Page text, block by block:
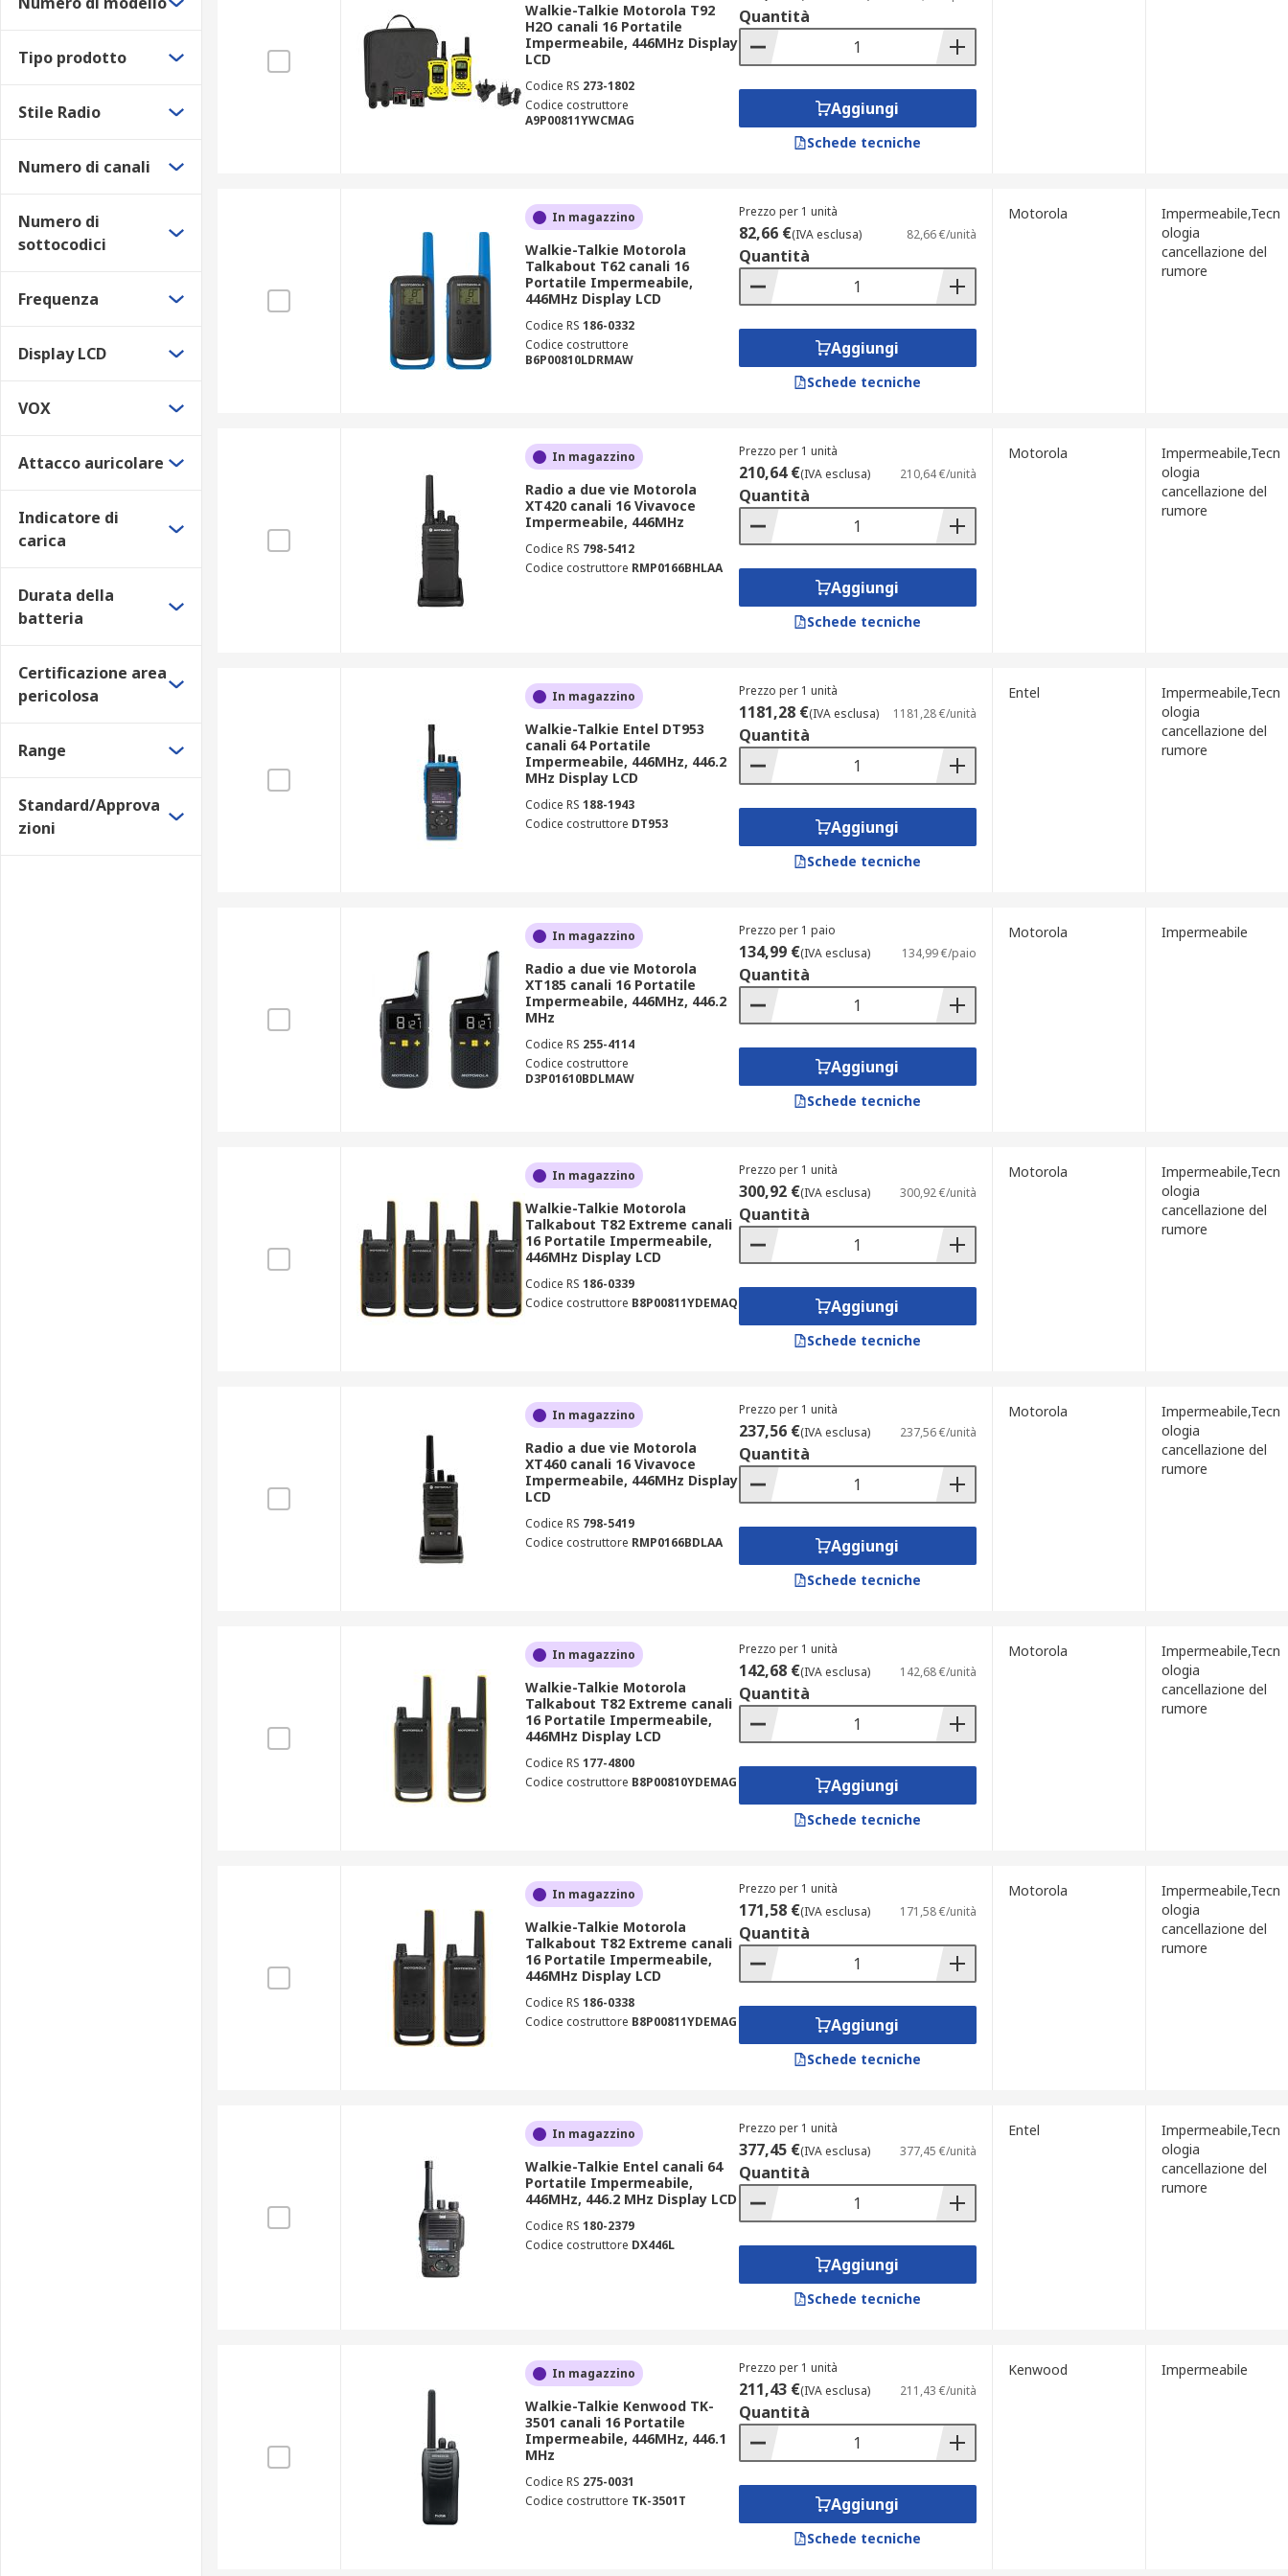
Tipo prodotto
Stile Radio
Numero di canali
Numero di
sottocodici
Frequenza
Display LCD
VOX
Attacco auricolare
Indicatore di
carica
Durata della
batteria
Certificazione area
pericolosa
Range
Standard/Approva
zioni
Walkie-Talkie Motorola T92
H2O canali 16 Portatile
Impermeabile, 446MHz Display
LCD
Codice RS 273-1802
Codice costruttore
A9P00811YWCMAG
Quantità
Aggiungi
Schede tecniche
In magazzino
Walkie-Talkie Motorola
Talkabout T62 canali 16
Portatile Impermeabile,
446MHz Display LCD
Codice RS 186-0332
Codice costruttore
B6P00810LDRMAW
Prezzo per 1 unità
82,66 €(IVA esclusa) 82,66 €/unità
Quantità
Aggiungi
Schede tecniche
Motorola
Impermeabile,Tecn
ologia
cancellazione del
rumore
In magazzino
Radio a due vie Motorola
XT420 canali 16 Vivavoce
Impermeabile, 446MHz
Codice RS 798-5412
Codice costruttore RMP0166BHLAA
Prezzo per 1 unità
210,64 €(IVA esclusa) 210,64 €/unità
Quantità
Aggiungi
Schede tecniche
Motorola
Impermeabile,Tecn
ologia
cancellazione del
rumore
In magazzino
Walkie-Talkie Entel DT953
canali 64 Portatile
Impermeabile, 446MHz, 446.2
MHz Display LCD
Codice RS 188-1943
Codice costruttore DT953
Prezzo per 1 unità
1181,28 €(IVA esclusa) 1181,28 €/unità
Quantità
Aggiungi
Schede tecniche
Entel
Impermeabile,Tecn
ologia
cancellazione del
rumore
In magazzino
Radio a due vie Motorola
XT185 canali 16 Portatile
Impermeabile, 446MHz, 446.2
MHz
Codice RS 255-4114
Codice costruttore
D3P01610BDLMAW
Prezzo per 1 paio
134,99 €(IVA esclusa) 134,99 €/paio
Quantità
Aggiungi
Schede tecniche
Motorola Impermeabile
In magazzino
Walkie-Talkie Motorola
Talkabout T82 Extreme canali
16 Portatile Impermeabile,
446MHz Display LCD
Codice RS 186-0339
Codice costruttore B8P00811YDEMAQ
Prezzo per 1 unità
300,92 €(IVA esclusa) 300,92 €/unità
Quantità
Aggiungi
Schede tecniche
Motorola
Impermeabile,Tecn
ologia
cancellazione del
rumore
In magazzino
Radio a due vie Motorola
XT460 canali 16 Vivavoce
Impermeabile, 446MHz Display
LCD
Codice RS 798-5419
Codice costruttore RMP0166BDLAA
Prezzo per 1 unità
237,56 €(IVA esclusa) 237,56 €/unità
Quantità
Aggiungi
Schede tecniche
Motorola
Impermeabile,Tecn
ologia
cancellazione del
rumore
In magazzino
Walkie-Talkie Motorola
Talkabout T82 Extreme canali
16 Portatile Impermeabile,
446MHz Display LCD
Codice RS 177-4800
Codice costruttore B8P00810YDEMAG
Prezzo per 1 unità
142,68 €(IVA esclusa) 142,68 €/unità
Quantità
Aggiungi
Schede tecniche
Motorola
Impermeabile,Tecn
ologia
cancellazione del
rumore
In magazzino
Walkie-Talkie Motorola
Talkabout T82 Extreme canali
16 Portatile Impermeabile,
446MHz Display LCD
Codice RS 186-0338
Codice costruttore B8P00811YDEMAG
Prezzo per 1 unità
171,58 €(IVA esclusa) 171,58 €/unità
Quantità
Aggiungi
Schede tecniche
Motorola
Impermeabile,Tecn
ologia
cancellazione del
rumore
In magazzino
Walkie-Talkie Entel canali 64
Portatile Impermeabile,
446MHz, 446.2 MHz Display LCD
Codice RS 180-2379
Codice costruttore DX446L
Prezzo per 1 unità
377,45 €(IVA esclusa) 377,45 €/unità
Quantità
Aggiungi
Schede tecniche
Entel
Impermeabile,Tecn
ologia
cancellazione del
rumore
In magazzino
Walkie-Talkie Kenwood TK-
3501 canali 16 Portatile
Impermeabile, 446MHz, 446.1
MHz
Codice RS 275-0031
Codice costruttore TK-3501T
Prezzo per 1 unità
211,43 €(IVA esclusa) 211,43 €/unità
Quantità
Aggiungi
Schede tecniche
Kenwood Impermeabile